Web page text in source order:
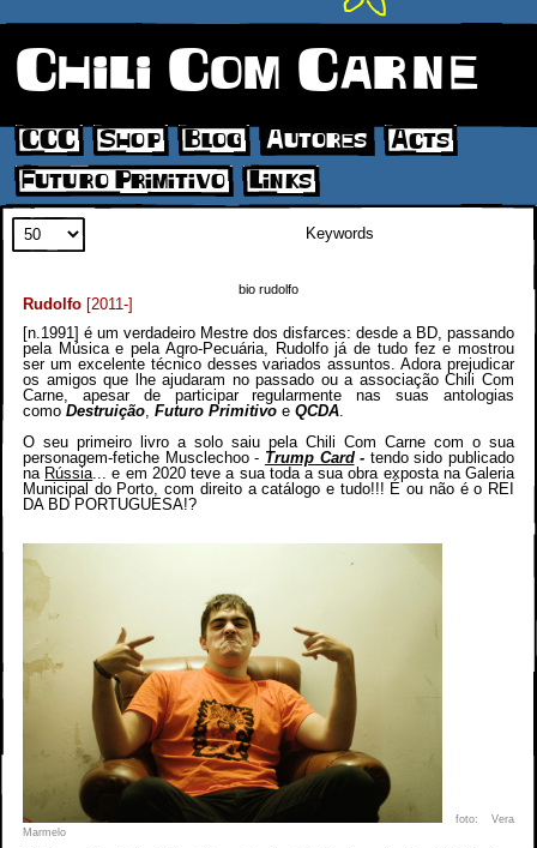
Chili Com Carne
CCC Shop Blog Autores
Acts
Futuro Primitivo
Links
bio rudolfo
Rudolfo [2011-]
[n.1991] é um verdadeiro Mestre dos disfarces: desde a BD, passando
pela Música e pela Agro-Pecuária, Rudolfo já de tudo fez e mostrou
ser um excelente técnico desses variados assuntos. Adora prejudicar
os amigos que lhe ajudaram no passado ou a associação Chili Com
Carne, apesar de participar regularmente nas suas antologias
como Destruição Futuro Primitivo e QCDA
O seu primeiro livro a solo saiu pela Chili Com Carne com o sua
personagem-fetiche Musclechoo - Trump Card- tendo sido publicado
na Rússia ... e em 2020 teve a sua toda a sua obra exposta na Galeria
Municipal do Porto, com direito a catálogo e tudo!!! É ou não é o REI
DA BD PORTUGUESA!?
foto: Vera
Marmelo